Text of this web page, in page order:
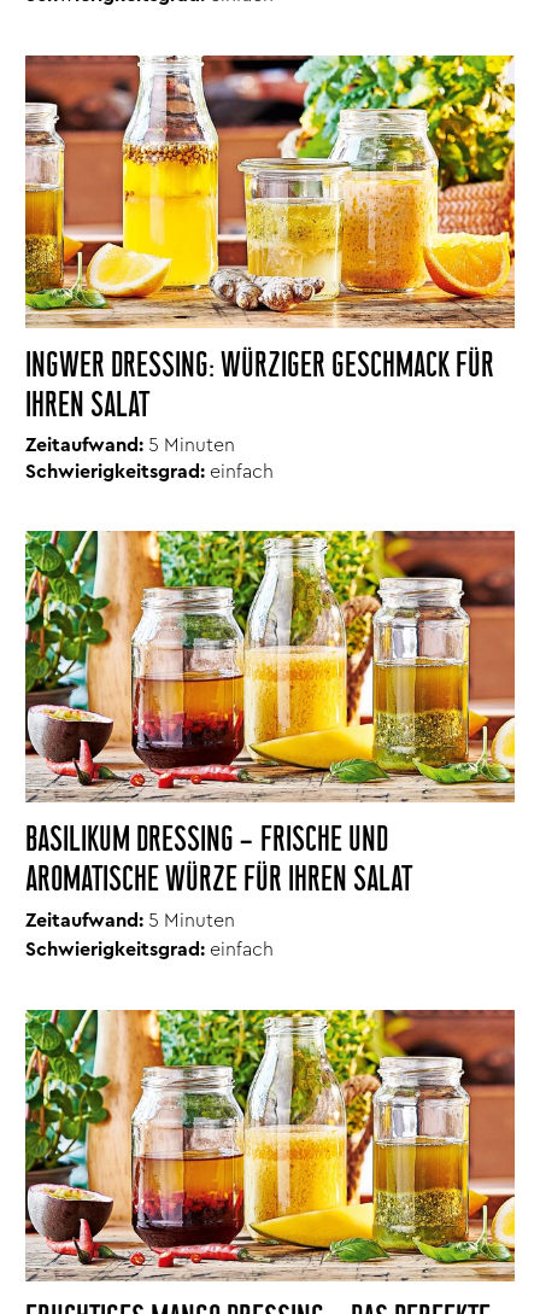
INGWER DRESSING: WÜRZIGER GESCHMACK FÜR
IHREN SALAT
Zeitaufwand: 5 Minuten
Schwierigkeitsgrad: einfach
BASILIKUM DRESSING – FRISCHE UND
AROMATISCHE WÜRZE FÜR IHREN SALAT
Zeitaufwand: 5 Minuten
Schwierigkeitsgrad: einfach